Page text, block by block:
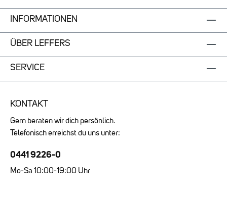
INFORMATIONEN
ÜBER LEFFERS
SERVICE
KONTAKT
Gern beraten wir dich persönlich.
Telefonisch erreichst du uns unter:
0441 9226-0
Mo-Sa 10:00-19:00 Uhr